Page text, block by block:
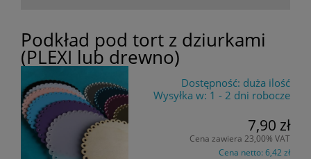
Podkład pod tort z dziurkami
(PLEXI lub drewno)
Dostępność: duża ilość
Wysyłka w: 1 - 2 dni robocze
7,90 zł
Cena zawiera 23,00% VAT
Cena netto: 6,42 zł